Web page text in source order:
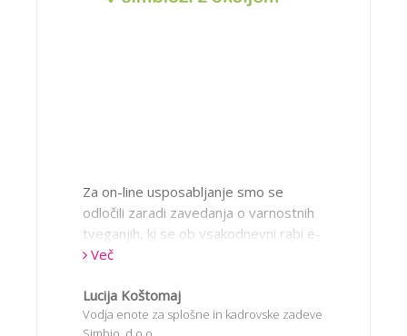
Za on-line usposabljanje smo se
odločili zaradi zavedanja o varnostnih
tveganjih, ki se ob vsakodnevni rabi e-
pošte, interneta, socialnih omrežij in
neprijetno in škodljivo za nas ter naše
delovno okolje. Podjetje B2 IT je za
Več
Lucija Koštomaj
Vodja enote za splošne in kadrovske zadeve